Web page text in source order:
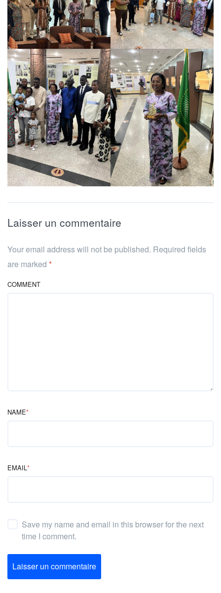
Laisser un commentaire
Your email address will not be published. Required fields
are marked *
COMMENT
NAME*
EMAIL*
Save my name and email in this browser for the next
time I comment.
Laisser un commentaire